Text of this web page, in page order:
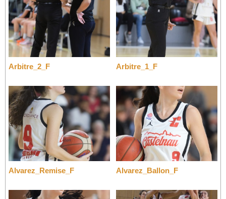
Arbitre_2_F Arbitre_1_F
Alvarez_Remise_F Alvarez_Ballon_F